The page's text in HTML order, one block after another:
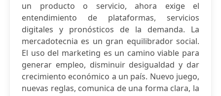
un producto o servicio, ahora exige el
entendimiento de plataformas, servicios
digitales y pronósticos de la demanda. La
mercadotecnia es un gran equilibrador social.
El uso del marketing es un camino viable para
generar empleo, disminuir desigualdad y dar
crecimiento económico a un país. Nuevo juego,
nuevas reglas, comunica de una forma clara, la